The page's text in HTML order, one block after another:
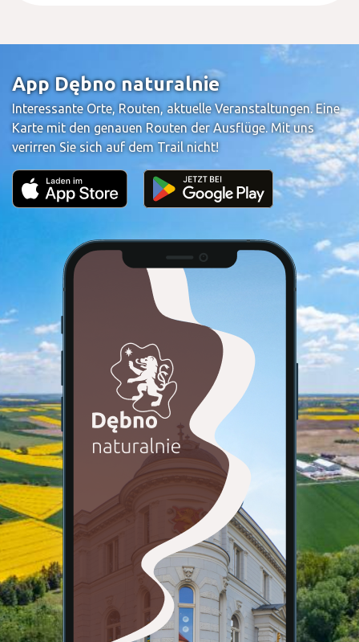
App Dębno naturalnie
Interessante Orte, Routen, aktuelle Veranstaltungen. Eine
Karte mit den genauen Routen der Ausflüge. Mit uns
verirren Sie sich auf dem Trail nicht!